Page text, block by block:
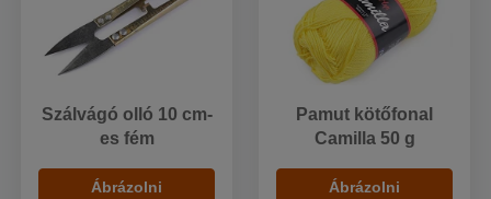
Szálvágó olló 10 cm-
es fém
Ábrázolni
Pamut kötőfonal
Camilla 50 g
Ábrázolni